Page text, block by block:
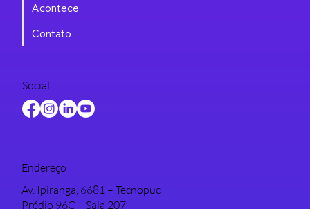
Acontece
Contato
Social
Endereço
Av. Ipiranga, 6681 – Tecnopuc
Prédio 96C – Sala 207